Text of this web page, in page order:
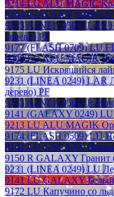
9214 LU ALU MAGIC
9144 (GALAXY 0509)
9233 (LINEA 0509) LAR
дерево) PF
9177 (FLASH 0709) LU
9209 LU ALU MAGIK
9175 LU Искрящийся
9231 (LINEA 0249) LAR
дерево) PF
9233 (LINEA 0509) R
9141 (GALAXY 0249)
9213 LU ALU MAGIK
9174 (FLASH 0509) LU
9144 LU GALAXY
9150 R GALAXY Гранит
9231 (LINEA 0249) LU
9141 LU GALAXY Белый
9172 LU Капучино со